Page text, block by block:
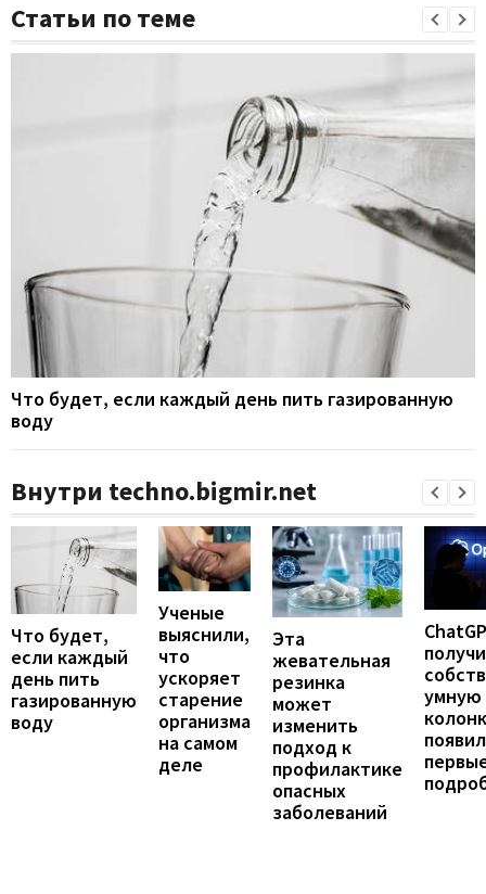
Статьи по теме
Что будет, если каждый день пить газированную
воду
Внутри techno.bigmir.net
Что будет,
если каждый
день пить
газированную
воду
Ученые
выяснили,
что
ускоряет
старение
организма
на самом
деле
Эта
жевательная
резинка
может
изменить
подход к
профилактике
опасных
заболеваний
умную